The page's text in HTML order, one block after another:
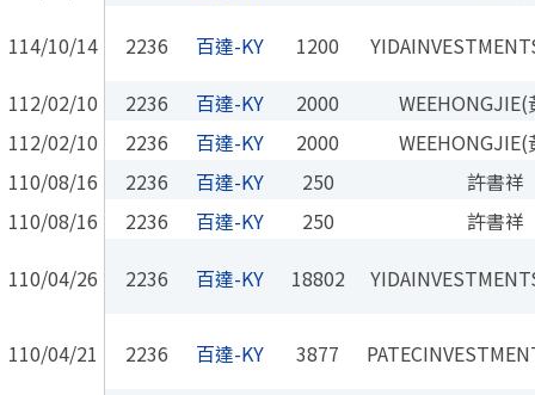
114/10/14
2236 百達-KY 1200
112/02/10
2236 百達-KY 2000
112/02/10
2236 百達-KY 2000
110/08/16
2236 百達-KY 250
許書祥
110/08/16
2236 百達-KY 250
許書祥
110/04/26
2236 百達-KY 18802
110/04/21 2236 百達-KY 3877